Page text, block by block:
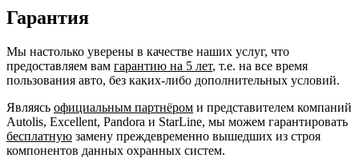
Гарантия
Мы настолько уверены в качестве наших услуг, что
предоставляем вам гарантию на 5 лет, т.е. на все время
пользования авто, без каких-либо дополнительных условий.
Являясь официальным партнёром и представителем компаний
Autolis, Excellent, Pandora и StarLine, мы можем гарантировать
бесплатную замену преждевременно вышедших из строя
компонентов данных охранных систем.